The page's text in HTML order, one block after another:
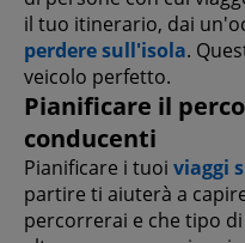
il tuo itinerario, dai
perdere sull'isola.
veicolo perfetto.
Pianificare il
conducenti
Pianificare i tuoi viaggi
partire ti aiuterà a
percorrerai e che tipo